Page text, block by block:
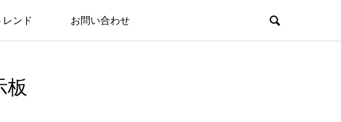
レンド お問い合わせ
板